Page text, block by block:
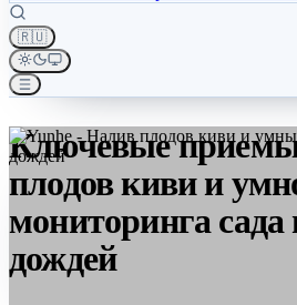
🇷🇺
Ключевые
плодов киви и
мониторинга сада
дождей